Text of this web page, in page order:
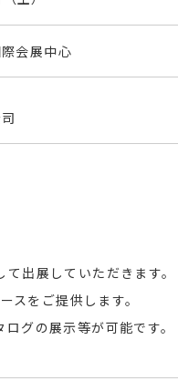
会展中心
出展していただきます。
をご提供します。
グの展示等が可能です。